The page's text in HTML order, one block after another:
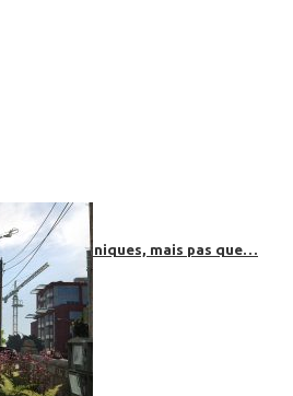
électroniques, mais pas que…